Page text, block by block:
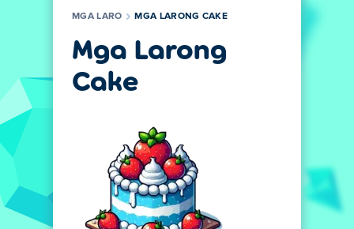
MGA LARO MGA LARONG CAKE
Mga Larong
Cake